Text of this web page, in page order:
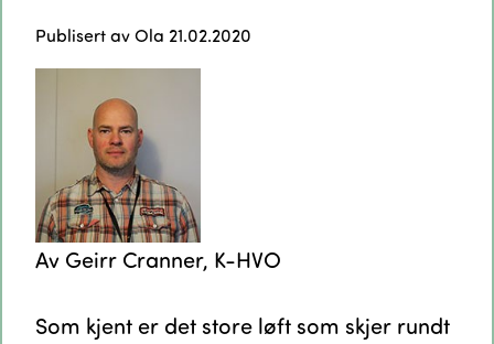
Publisert avOla 21.02.2020
Av Geirr Cranner, K-HVO
Som kjent er det store løft som skjer rundt